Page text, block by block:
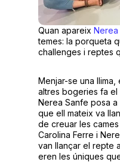
Quan apareix Nerea
temes: la porqueta
challenges i reptes
Menjar-se una
altres bogeries fa
Nerea Sanfe posa
que ell mateix va
de creuar les cames
Carolina Ferre i
van llançar el repte
eren les úniques